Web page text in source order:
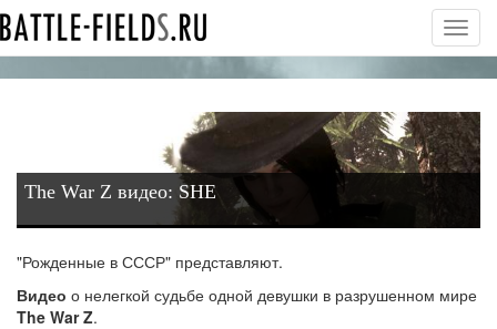
The War Z видео: SHE
"Рожденные в СССР" представляют.
Видео о нелегкой судьбе одной девушки в разрушенном мире
The War Z.